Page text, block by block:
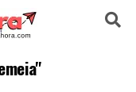
ESPORTE